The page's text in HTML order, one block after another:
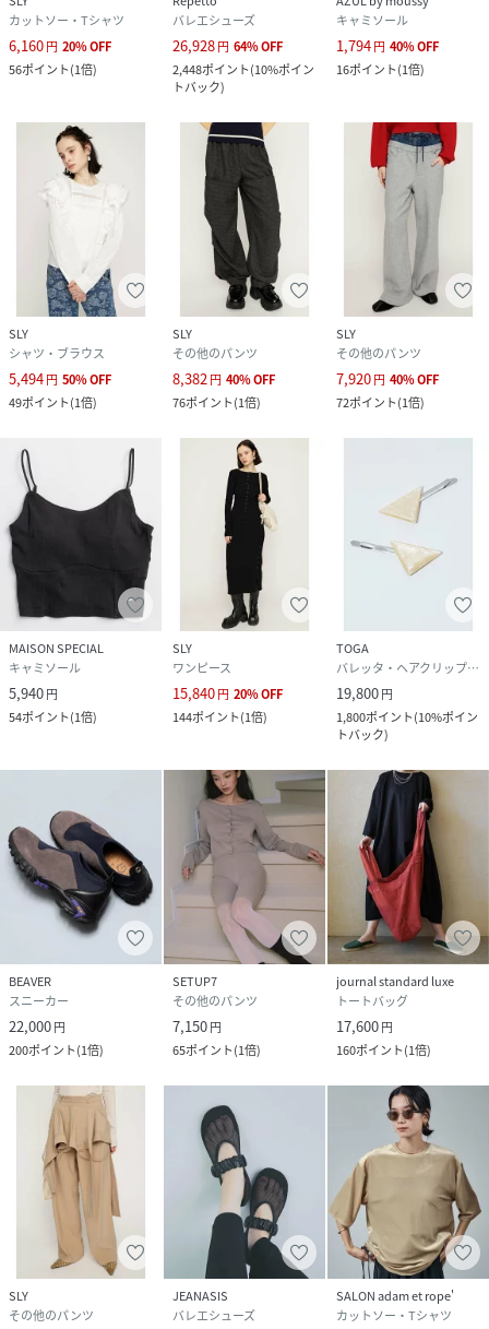
カットソー・Tシャツ
6,160円 20%OFF
56ポイント(1倍)
バレエシューズ
26,928円 64%OFF
2,448ポイント(10%ポイン
トバック)
キャミソール
1,794円 40%OFF
16ポイント(1倍)
SLY
シャツ・ブラウス
5,494円 50%OFF
49ポイント(1倍)
SLY
その他のパンツ
8,382 円 40%OFF
76ポイント(1倍)
SLY
その他のパンツ
7,920円 40%OFF
72ポイント(1倍)
MAISON SPECIAL
キャミソール
5,940円
54ポイント(1倍)
SLY
ワンピース
15,840円 20%OFF
144ポイント(1倍)
TOGA
バレッタ・ヘアクリップ・ヘアピン
19,800円
1,800ポイント(10%ポイン
トバック)
BEAVER
スニーカー
22,000円
200ポイント(1倍)
SETUP7
その他のパンツ
7,150円
65ポイント(1倍)
journal standard luxe
トートバッグ
17,600円
160ポイント(1倍)
SLY
その他のパンツ
JEANASIS
バレエシューズ
SALON adam et rope'
カットソー・Tシャツ